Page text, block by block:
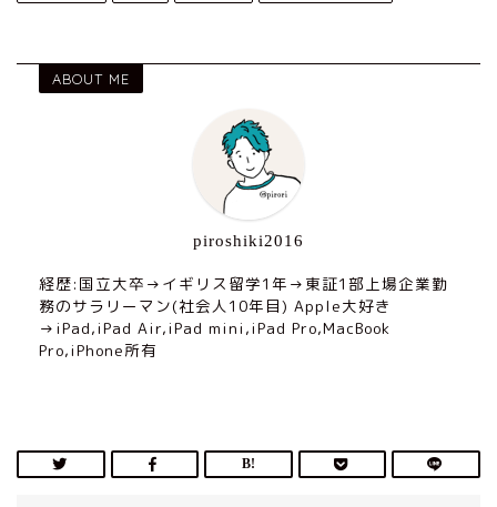
ABOUT ME
piroshiki2016
経歴:国立大卒→イギリス留学1年→東証1部上場企業勤
務のサラリーマン(社会人10年目) Apple大好き
→iPad,iPad Air,iPad mini,iPad Pro,MacBook
Pro,iPhone所有